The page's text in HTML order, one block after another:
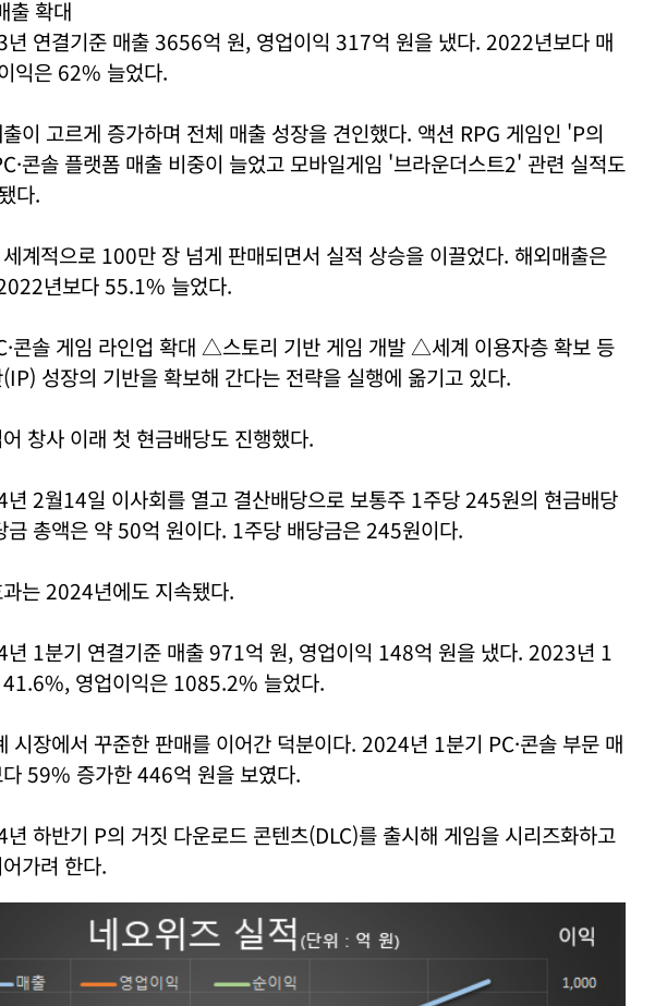
확대
연결기준 매출 3656억 원, 영업이익 317억 원을 냈다. 2022년보다 매
익은 62% 늘었다.
이 고르게 증가하며 전체 매출 성장을 견인했다. 액션 RPG 게임인 'P의
콘솔 플랫폼 매출 비중이 늘었고 모바일게임 '브라운더스트2' 관련 실적도
다.
계적으로 100만 장 넘게 판매되면서 실적 상승을 이끌었다. 해외매출은
년보다 55.1% 늘었다.
콘솔 게임 라인업 확대 △스토리 기반 게임 개발 △세계 이용자층 확보 등
성장의 기반을 확보해 간다는 전략을 실행에 옮기고 있다.
창사 이래 첫 현금배당도 진행했다.
2월14일 이사회를 열고 결산배당으로 보통주 1주당 245원의 현금배당
금 총액은 약 50억 원이다. 1주당 배당금은 245원이다.
는 2024년에도 지속됐다.
1분기 연결기준 매출 971억 원, 영업이익 148억 원을 냈다. 2023년 1
41.6%, 영업이익은 1085.2% 늘었다.
시장에서 꾸준한 판매를 이어간 덕분이다. 2024년 1분기 PC·콘솔 부문 매
59% 증가한 446억 원을 보였다.
하반기 P의 거짓 다운로드 콘텐츠(DLC)를 출시해 게임을 시리즈화하고
가려 한다.